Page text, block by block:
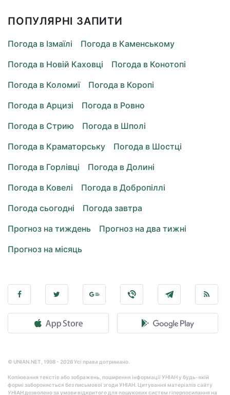
ПОПУЛЯРНІ ЗАПИТИ
Погода в Ізмаїлі
Погода в Каменському
Погода в Новій Каховці
Погода в Конотопі
Погода в Коломиї
Погода в Коропі
Погода в Арцизі
Погода в Ровно
Погода в Стрию
Погода в Шполі
Погода в Краматорську
Погода в Шостці
Погода в Горлівці
Погода в Долині
Погода в Ковелі
Погода в Добропіллі
Погода сьогодні
Погода завтра
Прогноз на тиждень
Прогноз на два тижні
Прогноз на місяць
© UNIAN.NET, 1998 - 2026 Усі права дотримано.
Копіювання текстів або зображень, поширення інформації УНІАН у будь-якій
формі забороняється без письмової згоди УНІАН. Цитування матеріалів сайту
УНІАН дозволено за умови відкритого для пошукових систем гіперпосилання на